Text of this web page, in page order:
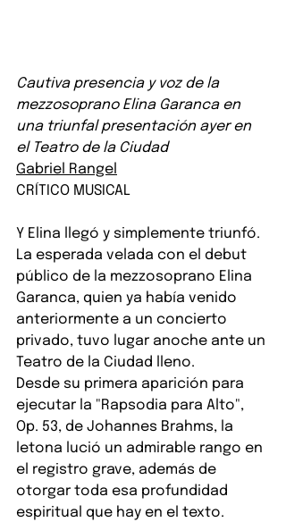
Cautiva presencia y voz de la
mezzosoprano Elina Garanca en
una triunfal presentación ayer en
el Teatro de la Ciudad
Gabriel Rangel
CRÍTICO MUSICAL
Y Elina llegó y simplemente triunfó.
La esperada velada con el debut
público de la mezzosoprano Elina
Garanca, quien ya había venido
anteriormente a un concierto
privado, tuvo lugar anoche ante un
Teatro de la Ciudad lleno.
Desde su primera aparición para
ejecutar la "Rapsodia para Alto",
Op. 53, de Johannes Brahms, la
letona lució un admirable rango en
el registro grave, además de
otorgar toda esa profundidad
espiritual que hay en el texto.